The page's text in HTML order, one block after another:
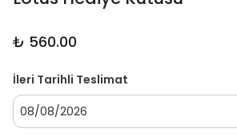
₺ 560.00
İleri Tarihli Teslimat